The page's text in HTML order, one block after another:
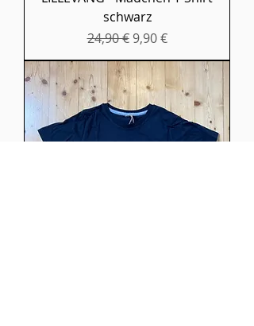
schwarz
Standardpreis
24,90 € Sale-Preis
9,90 €